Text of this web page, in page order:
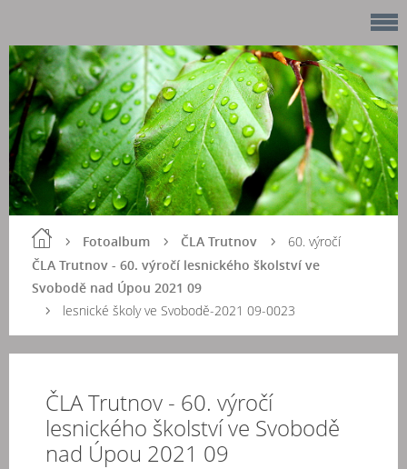
Fotoalbum
ČLA Trutnov
ČLA Trutnov - 60. výročí lesnického školství ve
Svobodě nad Úpou 2021 09
60. výročí
lesnické školy ve Svobodě-2021 09-0023
ČLA Trutnov - 60. výročí
lesnického školství ve Svobodě
nad Úpou 2021 09